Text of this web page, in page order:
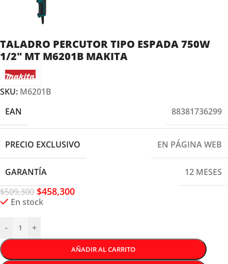
TALADRO PERCUTOR TIPO ESPADA 750W
1/2″ MT M6201B MAKITA
SKU: M6201B
EAN
88381736299
PRECIO EXCLUSIVO EN PÁGINA WEB
GARANTÍA
12 MESES
$509,300 $458,300
En stock
- +
AÑADIR AL CARRITO